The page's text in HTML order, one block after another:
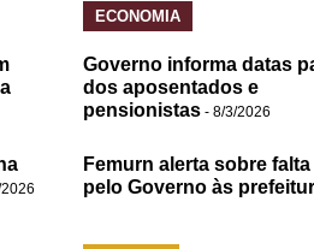
ECONOMIA
Governo informa datas
dos aposentados e
pensionistas - 8/3/2026
Femurn alerta sobre
pelo Governo às